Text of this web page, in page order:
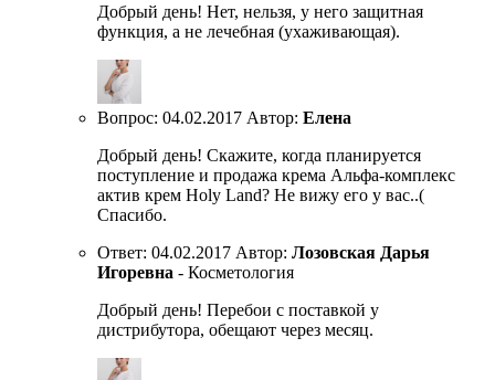
Добрый день! Нет, нельзя, у него защитная
функция, а не лечебная (ухаживающая).
Вопрос: 04.02.2017 Автор: Елена
Добрый день! Скажите, когда планируется
поступление и продажа крема Альфа-комплекс
актив крем Holy Land? Не вижу его у вас..(
Спасибо.
Ответ: 04.02.2017 Автор: Лозовская Дарья
Игоревна - Косметология
Добрый день! Перебои с поставкой у
дистрибутора, обещают через месяц.